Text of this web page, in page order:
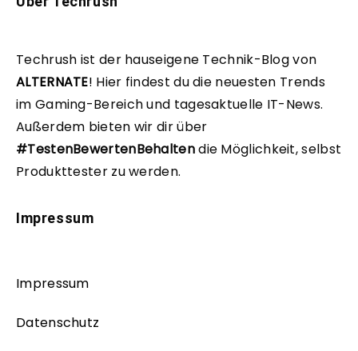
Techrush ist der hauseigene Technik-Blog von
ALTERNATE! Hier findest du die neuesten Trends
im Gaming-Bereich und tagesaktuelle IT-News.
Außerdem bieten wir dir über
#TestenBewertenBehaltendie Möglichkeit, selbst
Produkttester zu werden.
Impressum
Impressum
Datenschutz